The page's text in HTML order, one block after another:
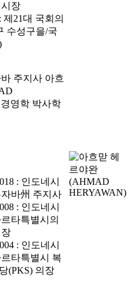
장
제21대 국회의
수성구을/국
주지사 아흐
영학 박사학
: 인도네시
바州 주지사
: 인도네시
타특별시의
: 인도네시
타특별시 복
(PKS) 의장